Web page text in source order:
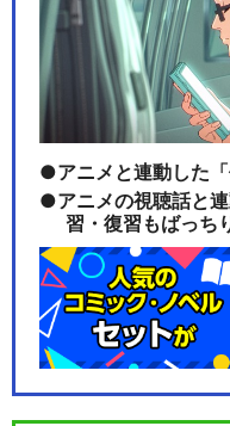
アニメと連動した
アニメの視聴話と
習・復習もばっち